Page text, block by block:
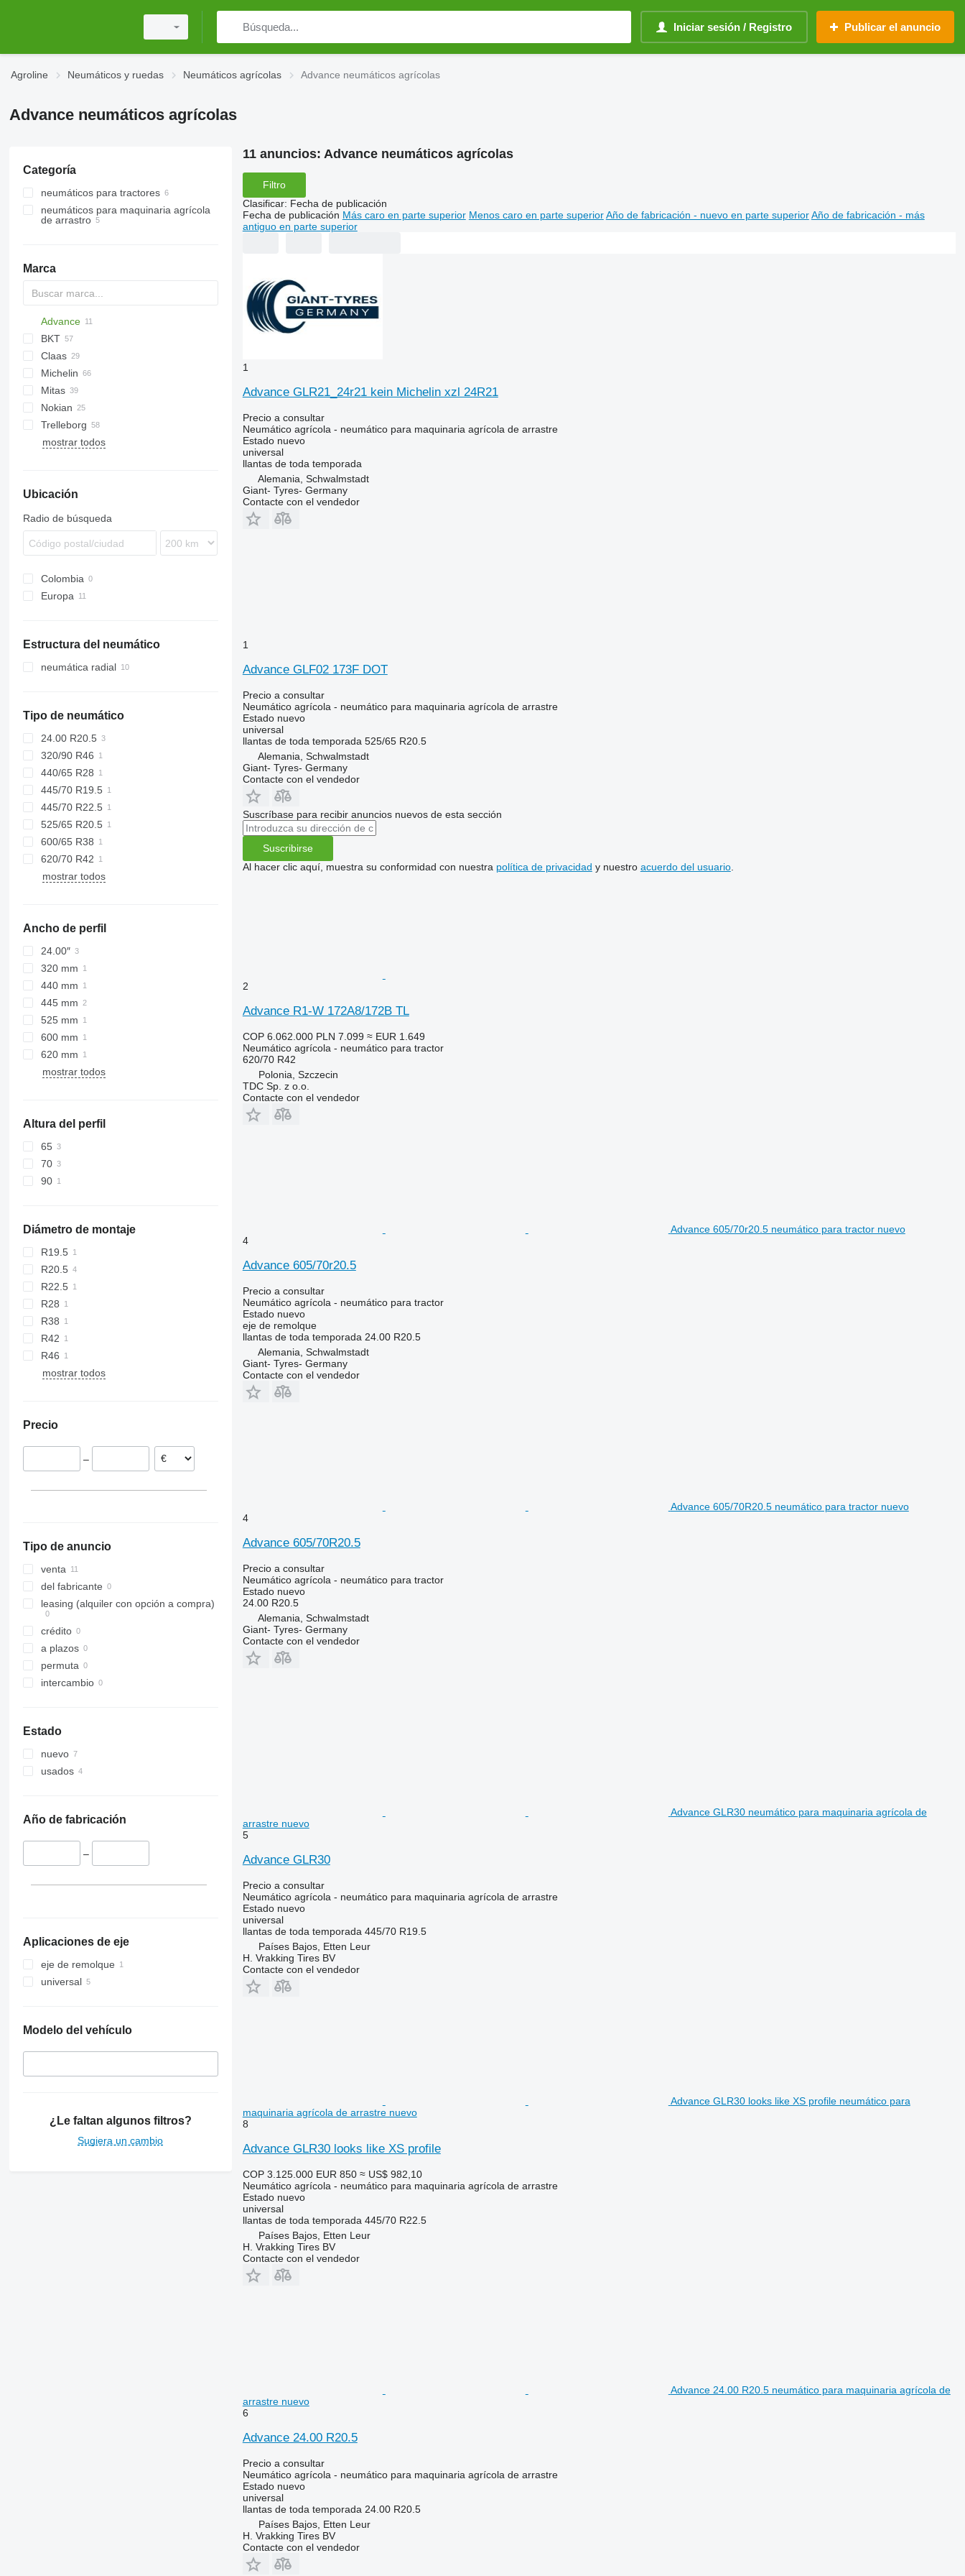
Iniciar sesión / Registro Publicar el anuncio
Agroline Neumáticos y ruedas Neumáticos agrícolas Advance neumáticos agrícolas
Advance neumáticos agrícolas
Categoría
neumáticos para tractores
neumáticos para maquinaria agrícola
de arrastro
Marca
Advance
BKT
Claas
Lexion
Trion
Cargo
550
2130
6175
6195 R
6215
270
300
4245
4255
4345
4355
Michelin
Mitas
Nokian
W+
TM
TR
Trelleborg
mostrar todos
Ubicación
Radio de búsqueda
Colombia
Europa
Países Bajos
Estructura del neumático
neumática radial
Tipo de neumático
24.00 R20.5
320/90 R46
440/65 R28
445/70 R19.5
445/70 R22.5
525/65 R20.5
600/65 R38
620/70 R42
mostrar todos
Ancho de perfil
24.00″
320 mm
440 mm
445 mm
525 mm
600 mm
620 mm
mostrar todos
Altura del perfil
65
70
90
Diámetro de montaje
R19.5
R20.5
R22.5
R28
R38
R42
R46
mostrar todos
Precio
–
Tipo de anuncio
venta
del fabricante
leasing (alquiler con opción a compra)
crédito
a plazos
permuta
intercambio
Estado
nuevo
usados
Año de fabricación
–
Aplicaciones de eje
eje de remolque
universal
Modelo del vehículo
¿Le faltan algunos filtros?
Sugiera un cambio
11 anuncios: Advance neumáticos agrícolas
Filtro
Clasificar: Fecha de publicación
Fecha de publicación Más caro en parte superior Menos caro en parte superior Año de fabricación - nuevo en parte superior Año de fabricación - más
antiguo en parte superior
1
Advance GLR21_24r21 kein Michelin xzl 24R21
Precio a consultar
Neumático agrícola - neumático para maquinaria agrícola de arrastre
Estadonuevo
universal
llantas de toda temporada
Alemania, Schwalmstadt
Giant- Tyres- Germany
Contacte con el vendedor
1
Advance GLF02 173F DOT
Precio a consultar
Neumático agrícola - neumático para maquinaria agrícola de arrastre
Estadonuevo
universal
llantas de toda temporada 525/65 R20.5
Alemania, Schwalmstadt
Giant- Tyres- Germany
Contacte con el vendedor
Suscríbase para recibir anuncios nuevos de esta sección
Suscribirse
Al hacer clic aquí, muestra su conformidad con nuestra política de privacidad y nuestro acuerdo del usuario.
2
Advance R1-W 172A8/172B TL
COP 6.062.000 PLN 7.099 ≈ EUR 1.649
Neumático agrícola - neumático para tractor
620/70 R42
Polonia, Szczecin
TDC Sp. z o.o.
Contacte con el vendedor
Advance 605/70r20.5 neumático para tractor nuevo
4
Advance 605/70r20.5
Precio a consultar
Neumático agrícola - neumático para tractor
Estadonuevo
eje de remolque
llantas de toda temporada 24.00 R20.5
Alemania, Schwalmstadt
Giant- Tyres- Germany
Contacte con el vendedor
Advance 605/70R20.5 neumático para tractor nuevo
4
Advance 605/70R20.5
Precio a consultar
Neumático agrícola - neumático para tractor
Estadonuevo
24.00 R20.5
Alemania, Schwalmstadt
Giant- Tyres- Germany
Contacte con el vendedor
Advance GLR30 neumático para maquinaria agrícola de
arrastre nuevo
5
Advance GLR30
Precio a consultar
Neumático agrícola - neumático para maquinaria agrícola de arrastre
Estadonuevo
universal
llantas de toda temporada 445/70 R19.5
Países Bajos, Etten Leur
H. Vrakking Tires BV
Contacte con el vendedor
Advance GLR30 looks like XS profile neumático para
maquinaria agrícola de arrastre nuevo
8
Advance GLR30 looks like XS profile
COP 3.125.000 EUR 850 ≈ US$ 982,10
Neumático agrícola - neumático para maquinaria agrícola de arrastre
Estadonuevo
universal
llantas de toda temporada 445/70 R22.5
Países Bajos, Etten Leur
H. Vrakking Tires BV
Contacte con el vendedor
Advance 24.00 R20.5 neumático para maquinaria agrícola de
arrastre nuevo
6
Advance 24.00 R20.5
Precio a consultar
Neumático agrícola - neumático para maquinaria agrícola de arrastre
Estadonuevo
universal
llantas de toda temporada 24.00 R20.5
Países Bajos, Etten Leur
H. Vrakking Tires BV
Contacte con el vendedor